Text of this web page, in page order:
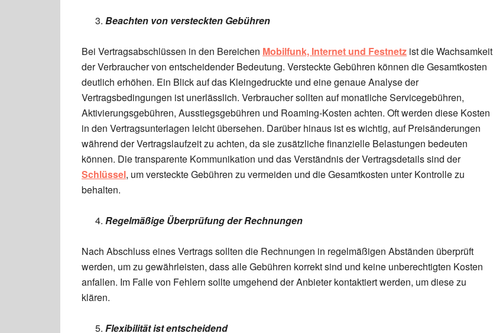
Beachten von versteckten Gebühren
Bei Vertragsabschlüssen in den Bereichen Mobilfunk, Internet und Festnetz ist die Wachsamkeit
der Verbraucher von entscheidender Bedeutung. Versteckte Gebühren können die Gesamtkosten
deutlich erhöhen. Ein Blick auf das Kleingedruckte und eine genaue Analyse der
Vertragsbedingungen ist unerlässlich. Verbraucher sollten auf monatliche Servicegebühren,
Aktivierungsgebühren, Ausstiegsgebühren und Roaming-Kosten achten. Oft werden diese Kosten
in den Vertragsunterlagen leicht übersehen. Darüber hinaus ist es wichtig, auf Preisänderungen
während der Vertragslaufzeit zu achten, da sie zusätzliche finanzielle Belastungen bedeuten
können. Die transparente Kommunikation und das Verständnis der Vertragsdetails sind der
Schlüssel, um versteckte Gebühren zu vermeiden und die Gesamtkosten unter Kontrolle zu
behalten.
Regelmäßige Überprüfung der Rechnungen
Nach Abschluss eines Vertrags sollten die Rechnungen in regelmäßigen Abständen überprüft
werden, um zu gewährleisten, dass alle Gebühren korrekt sind und keine unberechtigten Kosten
anfallen. Im Falle von Fehlern sollte umgehend der Anbieter kontaktiert werden, um diese zu
klären.
Flexibilität ist entscheidend